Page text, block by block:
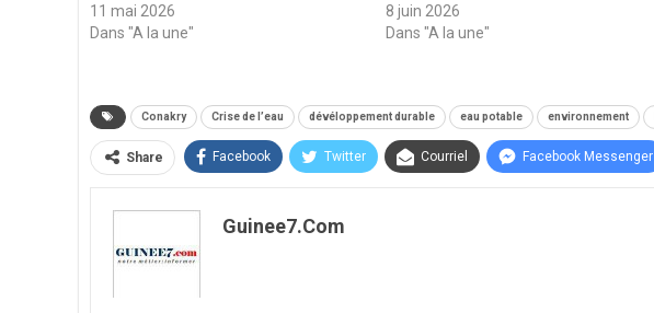
11 mai 2026
Dans "A la une"
8 juin 2026
Dans "A la une"
Conakry Crise de l’eau dévéloppement durable eau potable environnement
Share Facebook Twitter Courriel Facebook Messenger
Guinee7.com